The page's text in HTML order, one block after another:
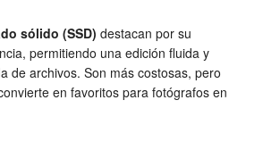
sólido (SSD) destacan por su
permitiendo una edición fluida y
de archivos. Son más costosas, pero
en favoritos para fotógrafos en